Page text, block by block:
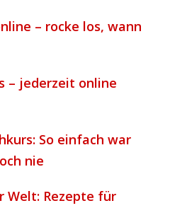
– rocke los, wann
– jederzeit online
So einfach war
nie
Welt: Rezepte für